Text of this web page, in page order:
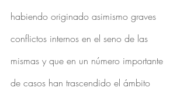
habiendo originado asimismo graves
conflictos internos en el seno de las
mismas y que en un número importante
de casos han trascendido el ámbito